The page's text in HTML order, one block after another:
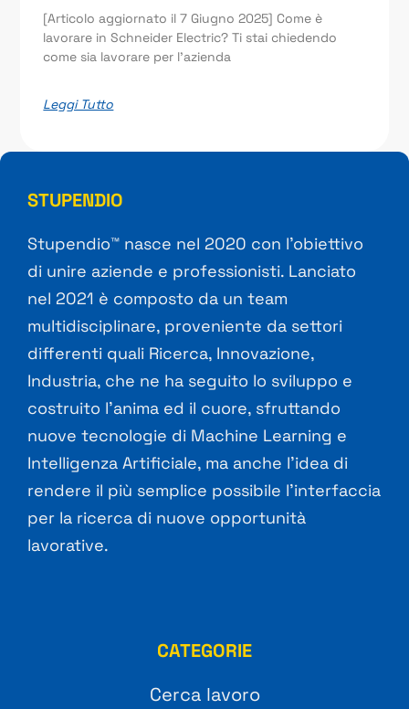
[Articolo aggiornato il 7 Giugno 2025] Come è
lavorare in Schneider Electric? Ti stai chiedendo
come sia lavorare per l’azienda
Leggi Tutto
STUPENDIO
Stupendio™ nasce nel 2020 con l’obiettivo
di unire aziende e professionisti. Lanciato
nel 2021 è composto da un team
multidisciplinare, proveniente da settori
differenti quali Ricerca, Innovazione,
Industria, che ne ha seguito lo sviluppo e
costruito l’anima ed il cuore, sfruttando
nuove tecnologie di Machine Learning e
Intelligenza Artificiale, ma anche l’idea di
rendere il più semplice possibile l’interfaccia
per la ricerca di nuove opportunità
lavorative.
CATEGORIE
Cerca lavoro